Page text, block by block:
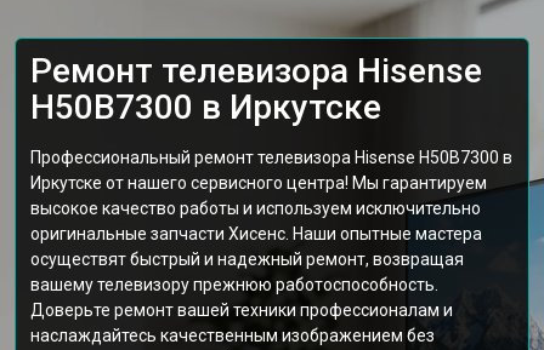
Ремонт телевизора Hisense
H50B7300 в Иркутске
Профессиональный ремонт телевизора Hisense H50B7300 в
Иркутске от нашего сервисного центра! Мы гарантируем
высокое качество работы и используем исключительно
оригинальные запчасти Хисенс. Наши опытные мастера
осуществят быстрый и надежный ремонт, возвращая
вашему телевизору прежнюю работоспособность.
Доверьте ремонт вашей техники профессионалам и
наслаждайтесь качественным изображением без